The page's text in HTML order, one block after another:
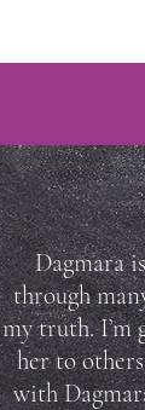
Dagmara
through
my truth. I’m
her to
with